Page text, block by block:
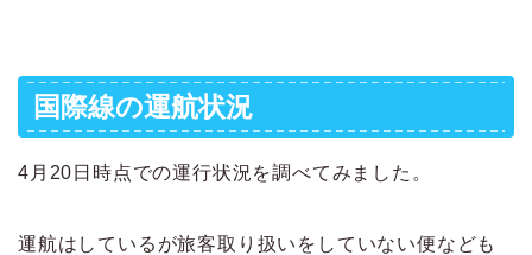
国際線の運航状況
4月20日時点での運行状況を調べてみました。
運航はしているが旅客取り扱いをしていない便なども